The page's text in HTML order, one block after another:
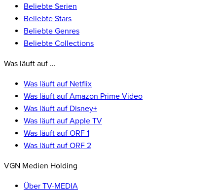
Beliebte Serien
Beliebte Stars
Beliebte Genres
Beliebte Collections
Was läuft auf …
Was läuft auf Netflix
Was läuft auf Amazon Prime Video
Was läuft auf Disney+
Was läuft auf Apple TV
Was läuft auf ORF 1
Was läuft auf ORF 2
VGN Medien Holding
Über TV-MEDIA